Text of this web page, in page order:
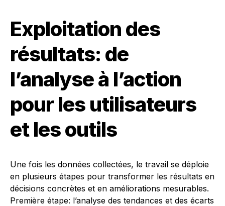
Exploitation des
résultats: de
l’analyse à l’action
pour les utilisateurs
et les outils
Une fois les données collectées, le travail se déploie
en plusieurs étapes pour transformer les résultats en
décisions concrètes et en améliorations mesurables.
Première étape: l’analyse des tendances et des écarts